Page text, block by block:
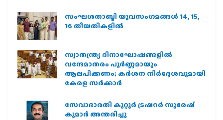
സംഘശതാബ്ദി യുവസംഗമങ്ങള്‍ 14, 15,
16 തീയതികളില്‍
സ്വാതന്ത്ര്യ ദിനാഘോഷങ്ങളിൽ
വന്ദേമാതരം പൂർണ്ണമായും
ആലപിക്കണം; കർശന നിർദ്ദേശവുമായി
കേരള സർക്കാർ
സേവാഭാരതി കുറ്റൂർ ട്രഷറർ സുരേഷ്
കുമാർ അന്തരിച്ചു